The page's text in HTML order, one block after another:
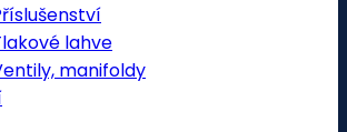
lahve
manifoldy